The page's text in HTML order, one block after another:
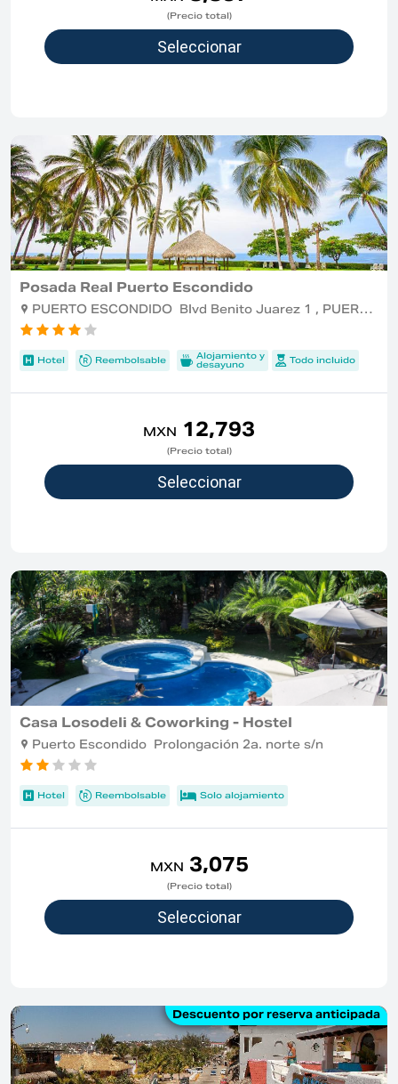
(Precio total)
Posada Real Puerto Escondido
PUERTO ESCONDIDO Blvd Benito Juarez 1 , PUERTO ESCONDIDO
Hotel Reembolsable Alojamiento y
desayuno Todo incluido
MXN 12,793
(Precio total)
Casa Losodeli & Coworking - Hostel
Puerto Escondido Prolongación 2a. norte s/n
Hotel Reembolsable Solo alojamiento
MXN 3,075
(Precio total)
Descuento por reserva anticipada